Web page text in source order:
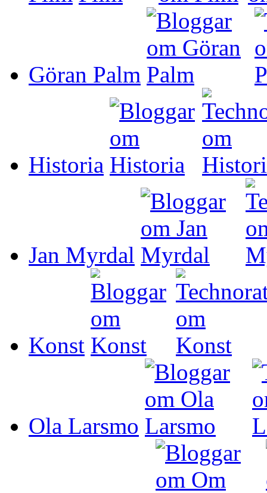
Göran Palm
Historia
Jan Myrdal
Konst
Ola Larsmo